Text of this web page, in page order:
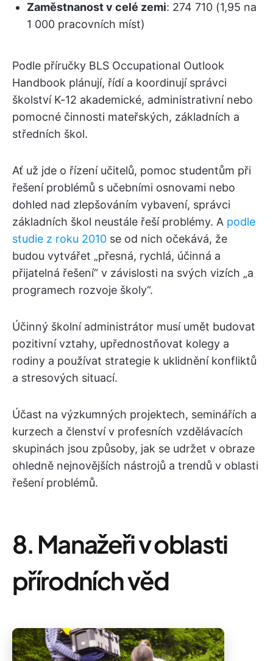
Zaměstnanost v celé zemi: 274 710 (1,95 na
1 000 pracovních míst)
Podle příručky BLS Occupational Outlook
Handbook plánují, řídí a koordinují správci
školství K-12 akademické, administrativní nebo
pomocné činnosti mateřských, základních a
středních škol.
Ať už jde o řízení učitelů, pomoc studentům při
řešení problémů s učebními osnovami nebo
dohled nad zlepšováním vybavení, správci
základních škol neustále řeší problémy. A podle
studie z roku 2010 se od nich očekává, že
budou vytvářet „přesná, rychlá, účinná a
přijatelná řešení“ v závislosti na svých vizích „a
programech rozvoje školy“.
Účinný školní administrátor musí umět budovat
pozitivní vztahy, upřednostňovat kolegy a
rodiny a používat strategie k uklidnění konfliktů
a stresových situací.
Účast na výzkumných projektech, seminářích a
kurzech a členství v profesních vzdělávacích
skupinách jsou způsoby, jak se udržet v obraze
ohledně nejnovějších nástrojů a trendů v oblasti
řešení problémů.
8. Manažeři v oblasti
přírodních věd